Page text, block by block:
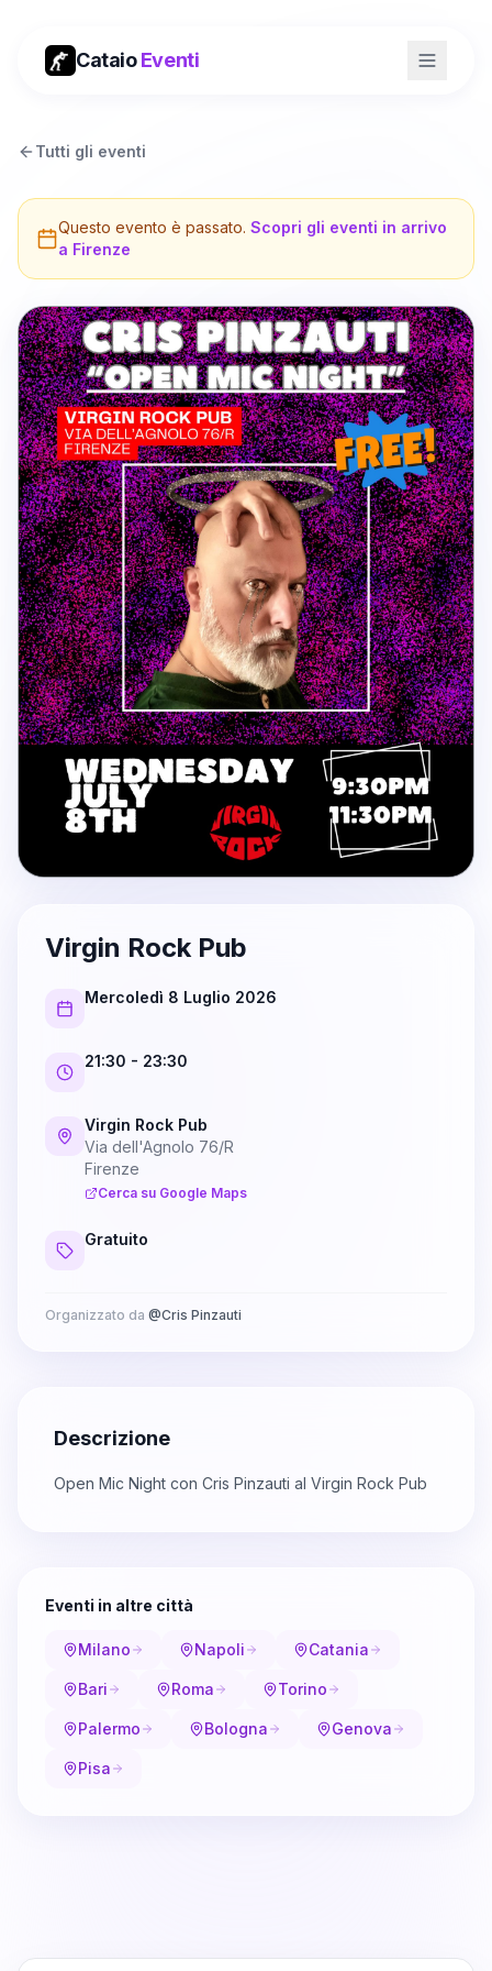
CataioEventi
Tutti gli eventi
Questo evento è passato. Scopri gli eventi in arrivo
a Firenze
Virgin Rock Pub
Mercoledì 8 Luglio 2026
21:30 - 23:30
Virgin Rock Pub
Via dell'Agnolo 76/R
Firenze
Cerca su Google Maps
Gratuito
Organizzato da @Cris Pinzauti
Descrizione
Open Mic Night con Cris Pinzauti al Virgin Rock Pub
Eventi in altre città
Milano Napoli Catania
Bari Roma Torino
Palermo Bologna Genova
Pisa